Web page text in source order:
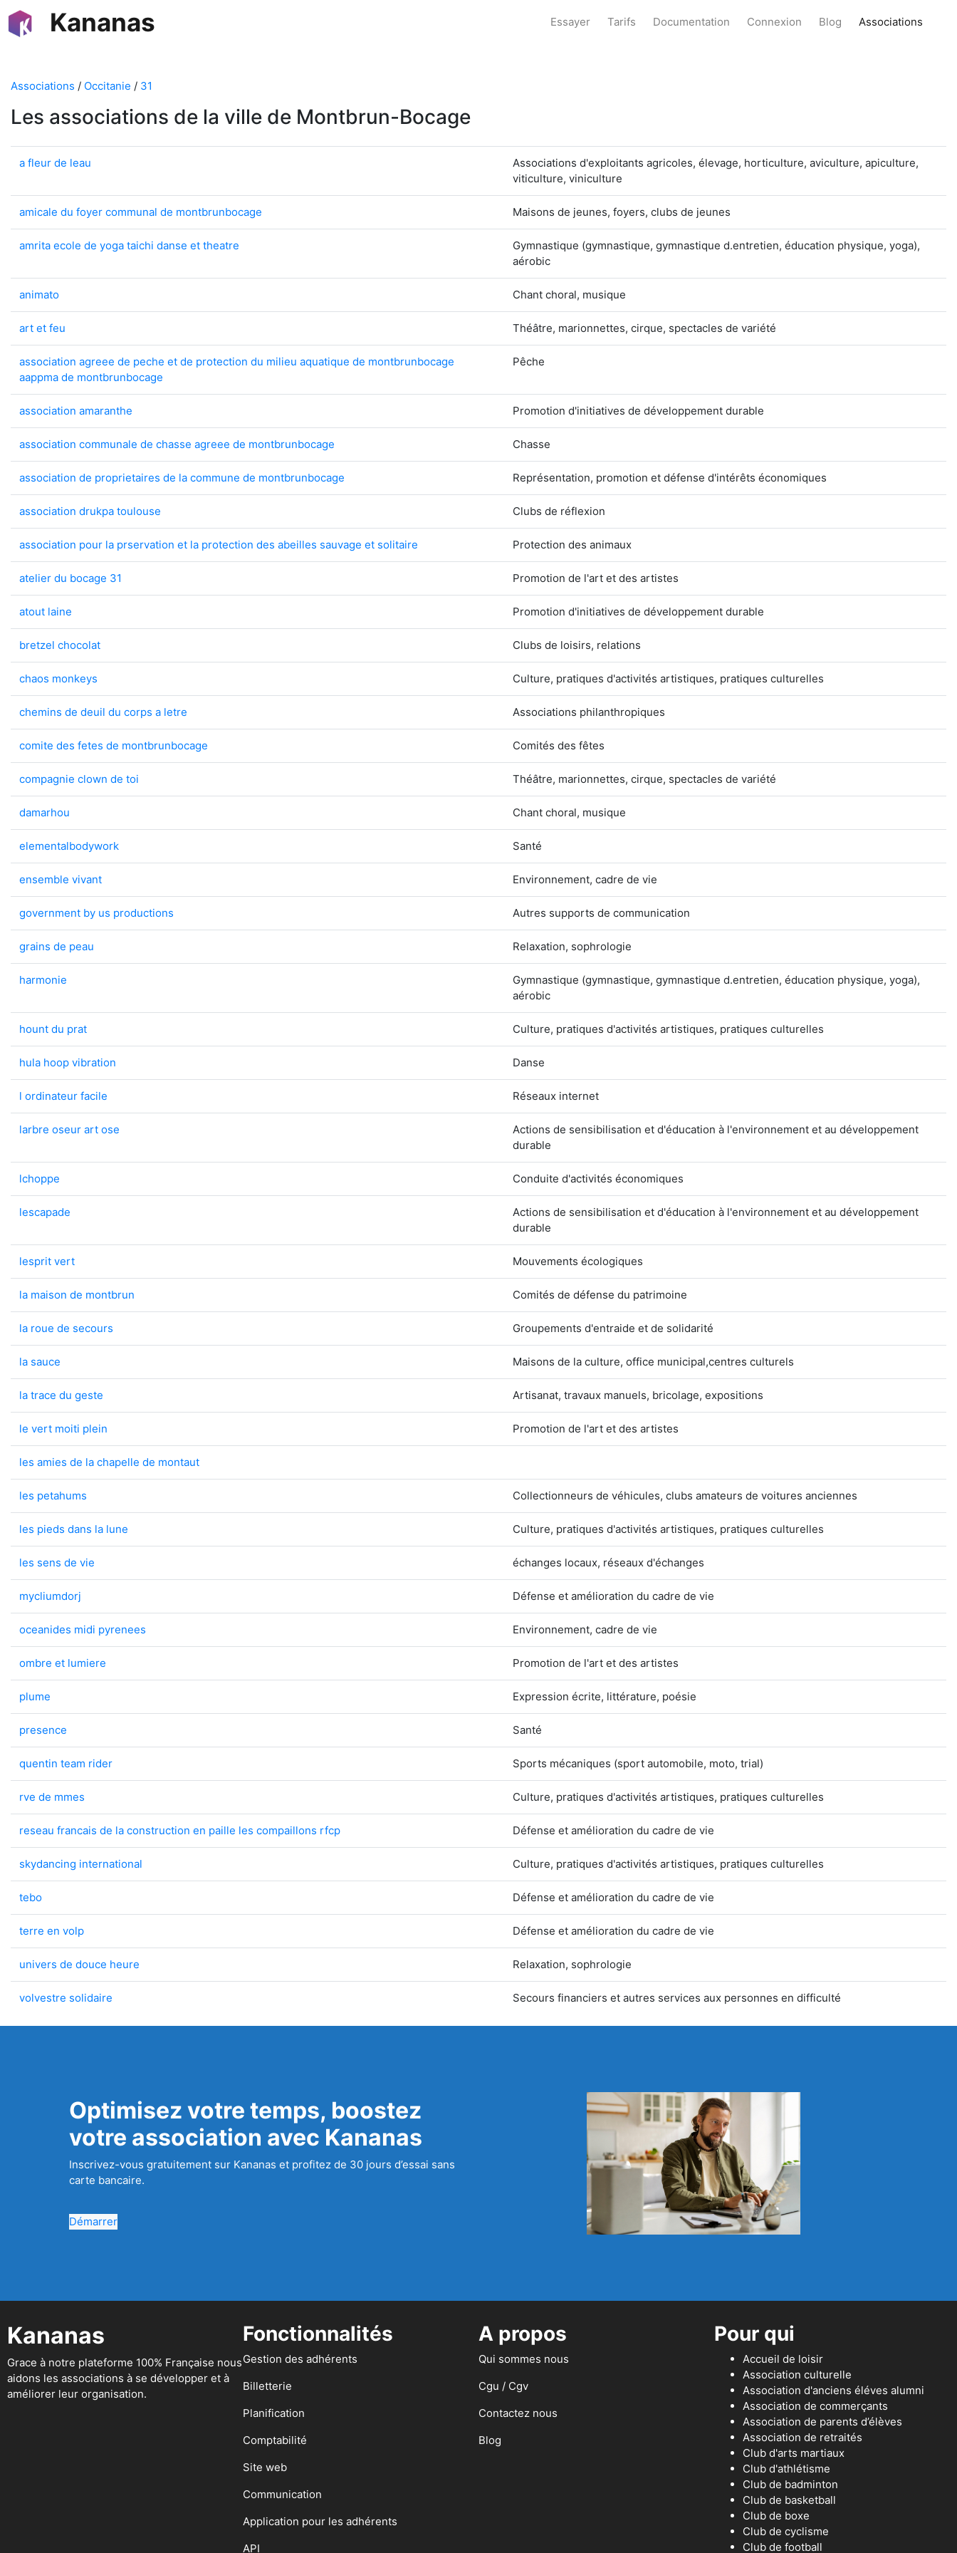
Kananas Essayer Tarifs Documentation Connexion Blog Associations
Associations / Occitanie / 31
Les associations de la ville de Montbrun-Bocage
a fleur de leau
Associations d'exploitants agricoles, élevage, horticulture, aviculture, apiculture,
viticulture, viniculture
amicale du foyer communal de montbrunbocage Maisons de jeunes, foyers, clubs de jeunes
amrita ecole de yoga taichi danse et theatre
Gymnastique (gymnastique, gymnastique d.entretien, éducation physique, yoga),
aérobic
animato Chant choral, musique
art et feu Théâtre, marionnettes, cirque, spectacles de variété
association agreee de peche et de protection du milieu aquatique de montbrunbocage
aappma de montbrunbocage
Pêche
association amaranthe Promotion d'initiatives de développement durable
association communale de chasse agreee de montbrunbocage Chasse
association de proprietaires de la commune de montbrunbocage Représentation, promotion et défense d'intérêts économiques
association drukpa toulouse Clubs de réflexion
association pour la prservation et la protection des abeilles sauvage et solitaire Protection des animaux
atelier du bocage 31 Promotion de l'art et des artistes
atout laine Promotion d'initiatives de développement durable
bretzel chocolat Clubs de loisirs, relations
chaos monkeys Culture, pratiques d'activités artistiques, pratiques culturelles
chemins de deuil du corps a letre Associations philanthropiques
comite des fetes de montbrunbocage Comités des fêtes
compagnie clown de toi Théâtre, marionnettes, cirque, spectacles de variété
damarhou Chant choral, musique
elementalbodywork Santé
ensemble vivant Environnement, cadre de vie
government by us productions Autres supports de communication
grains de peau Relaxation, sophrologie
harmonie
Gymnastique (gymnastique, gymnastique d.entretien, éducation physique, yoga),
aérobic
hount du prat Culture, pratiques d'activités artistiques, pratiques culturelles
hula hoop vibration Danse
l ordinateur facile Réseaux internet
larbre oseur art ose
Actions de sensibilisation et d'éducation à l'environnement et au développement
durable
lchoppe Conduite d'activités économiques
lescapade
Actions de sensibilisation et d'éducation à l'environnement et au développement
durable
lesprit vert Mouvements écologiques
la maison de montbrun Comités de défense du patrimoine
la roue de secours Groupements d'entraide et de solidarité
la sauce Maisons de la culture, office municipal,centres culturels
la trace du geste Artisanat, travaux manuels, bricolage, expositions
le vert moiti plein Promotion de l'art et des artistes
les amies de la chapelle de montaut
les petahums Collectionneurs de véhicules, clubs amateurs de voitures anciennes
les pieds dans la lune Culture, pratiques d'activités artistiques, pratiques culturelles
les sens de vie échanges locaux, réseaux d'échanges
mycliumdorj Défense et amélioration du cadre de vie
oceanides midi pyrenees Environnement, cadre de vie
ombre et lumiere Promotion de l'art et des artistes
plume Expression écrite, littérature, poésie
presence Santé
quentin team rider Sports mécaniques (sport automobile, moto, trial)
rve de mmes Culture, pratiques d'activités artistiques, pratiques culturelles
reseau francais de la construction en paille les compaillons rfcp Défense et amélioration du cadre de vie
skydancing international Culture, pratiques d'activités artistiques, pratiques culturelles
tebo Défense et amélioration du cadre de vie
terre en volp Défense et amélioration du cadre de vie
univers de douce heure Relaxation, sophrologie
volvestre solidaire Secours financiers et autres services aux personnes en difficulté
Optimisez votre temps, boostez
votre association avec Kananas
Inscrivez-vous gratuitement sur Kananas et profitez de 30 jours d’essai sans
carte bancaire.
Démarrer
Kananas
Grace à notre plateforme 100% Française nous
aidons les associations à se développer et à
améliorer leur organisation.
Fonctionnalités
Gestion des adhérents
Billetterie
Planification
Comptabilité
Site web
Communication
Application pour les adhérents
API
A propos
Qui sommes nous
Cgu / Cgv
Contactez nous
Blog
Pour qui
Accueil de loisir
Association culturelle
Association d'anciens éléves alumni
Association de commerçants
Association de parents d’élèves
Association de retraités
Club d'arts martiaux
Club d'athlétisme
Club de badminton
Club de basketball
Club de boxe
Club de cyclisme
Club de football